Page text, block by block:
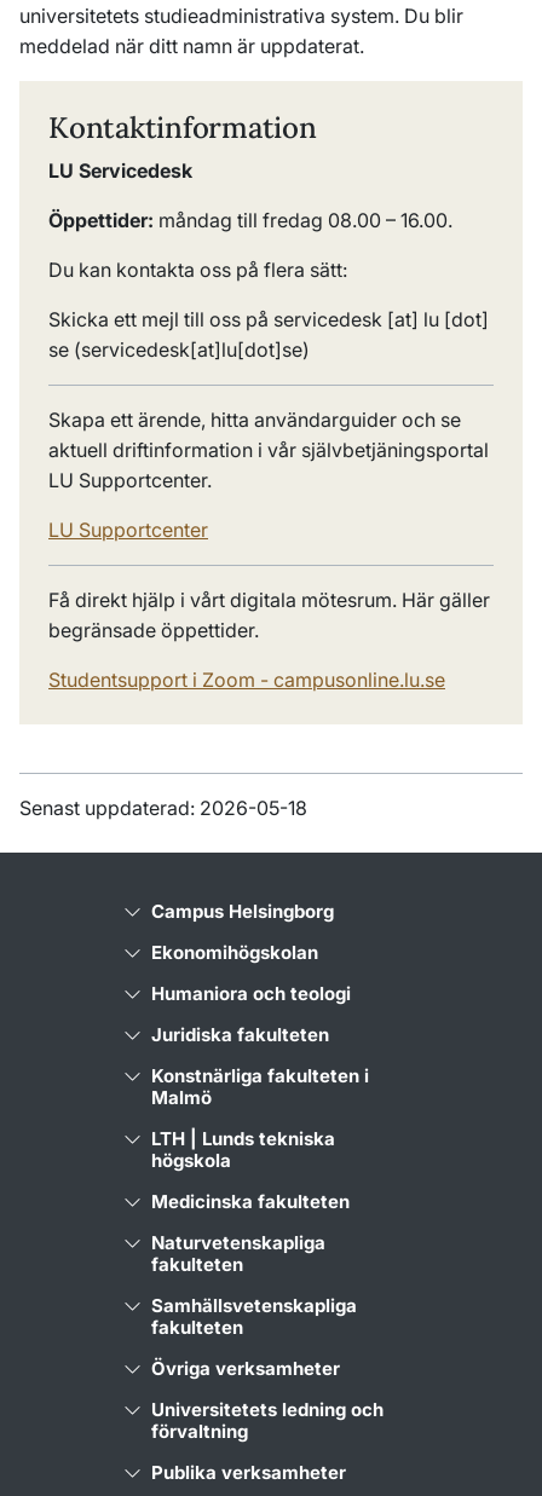
universitetets studieadministrativa system. Du blir
meddelad när ditt namn är uppdaterat.
Kontaktinformation
LU Servicedesk
Öppettider: måndag till fredag 08.00 – 16.00.
Du kan kontakta oss på flera sätt:
Skicka ett mejl till oss på servicedesk [at] lu [dot]
se (servicedesk[at]lu[dot]se)
Skapa ett ärende, hitta användarguider och se
aktuell driftinformation i vår självbetjäningsportal
LU Supportcenter.
LU Supportcenter
Få direkt hjälp i vårt digitala mötesrum. Här gäller
begränsade öppettider.
Studentsupport i Zoom - campusonline.lu.se
Senast uppdaterad: 2026-05-18
Campus Helsingborg
Ekonomihögskolan
Humaniora och teologi
Juridiska fakulteten
Konstnärliga fakulteten i
Malmö
LTH | Lunds tekniska
högskola
Medicinska fakulteten
Naturvetenskapliga
fakulteten
Samhällsvetenskapliga
fakulteten
Övriga verksamheter
Universitetets ledning och
förvaltning
Publika verksamheter